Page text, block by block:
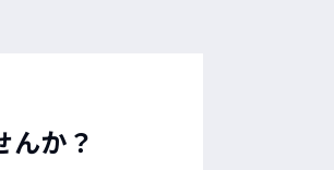
んか？